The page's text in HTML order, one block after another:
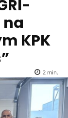
na
KPK
2 min.